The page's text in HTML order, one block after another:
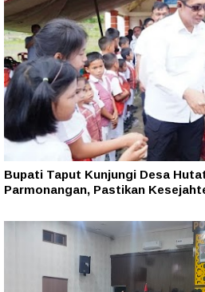
Bupati Taput Kunjungi Desa
Parmonangan, Pastikan